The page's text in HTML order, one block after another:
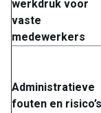
werkdruk voor
vaste
medewerkers
Administratieve
fouten en risico’s